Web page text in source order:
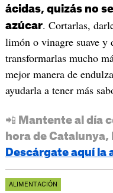
ácidas, quizás no
azúcar. Cortarlas,
limón o vinagre suave y
transformarlas mucho
mejor manera de
ayudarla a tener más
📲 Mantente al día
hora de
Descárgate aquí la
ALIMENTACIÓN